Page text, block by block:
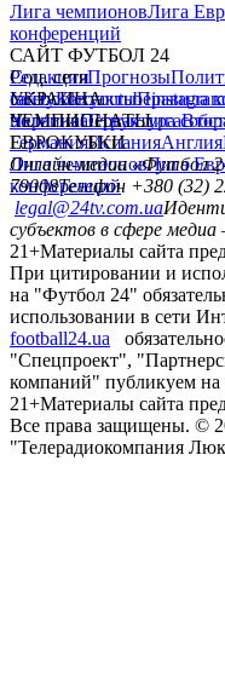
Лига чемпионовЛига
конференций
САЙТ ФУТБОЛ 24
РедакцияПрогнозы
сайтуКонтактыПравила
политикаСтруктура
Соц. сети
facebookxyoutubeinstagram
УКРАИНА
УкраинаПервая лига
ЧЕМПИОНАТЫ
ГерманияИспанияАнглия
ЕВРОКУБКИ
Лига чемпионовЛига
конференций
Онлайн-медиа «Футбол
79008Телефон +380 (32)
legal@24tv.com.ua
субъектов в сфере
21+Материалы сайта
При цитировании и
на "Футбол 24"
использовании в сети
football24.ua
"Спецпроект",
компаний" публикуем на
21+Материалы сайта
Все права защищены. ©
"Телерадиокомпания